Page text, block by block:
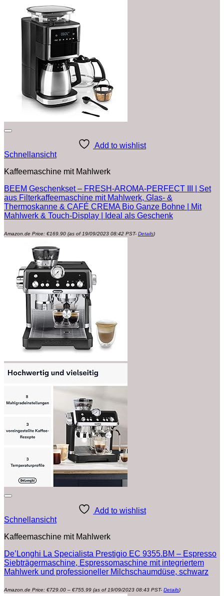
Add to wishlist
Schnellansicht
Kaffeemaschine mit Mahlwerk
BEEM Geschenkset – FRESH-AROMA-PERFECT III | Set
aus Filterkaffeemaschine mit Mahlwerk, Glas- &
Thermoskanne & CAFÉ CREMA Bio Ganze Bohne | Mit
Mahlwerk & Touch-Display | Ideal als Geschenk
Amazon.de Price: €169.90 (as of 19/09/2023 08:42 PST- Details)
Add to wishlist
Schnellansicht
Kaffeemaschine mit Mahlwerk
De’Longhi La Specialista Prestigio EC 9355.BM – Espresso
Siebträgermaschine, Espressomaschine mit integriertem
Mahlwerk und professioneller Milchschaumdüse, schwarz
Amazon.de Price: €729.00 – €755.99 €729.00
(as of 19/09/2023 08:43 PST- Details)